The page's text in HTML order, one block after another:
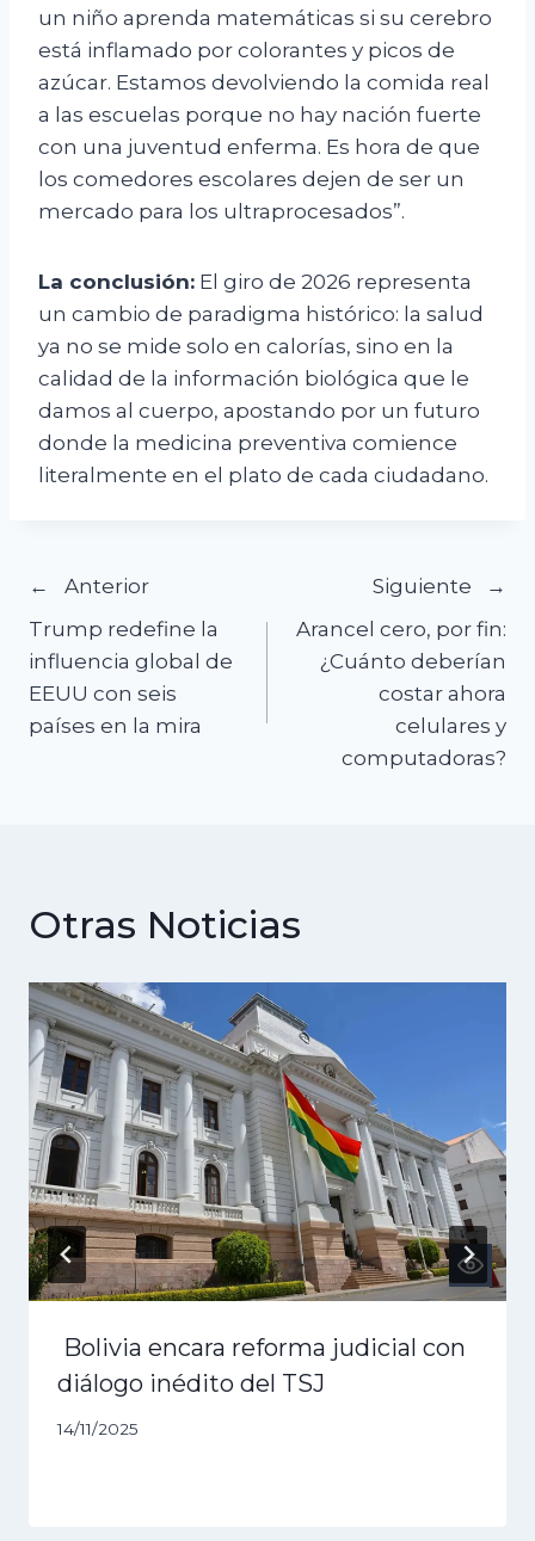
un niño aprenda matemáticas si su cerebro
está inflamado por colorantes y picos de
azúcar. Estamos devolviendo la comida real
a las escuelas porque no hay nación fuerte
con una juventud enferma. Es hora de que
los comedores escolares dejen de ser un
mercado para los ultraprocesados”.
La conclusión: El giro de 2026 representa
un cambio de paradigma histórico: la salud
ya no se mide solo en calorías, sino en la
calidad de la información biológica que le
damos al cuerpo, apostando por un futuro
donde la medicina preventiva comience
literalmente en el plato de cada ciudadano.
Navegación
de
entradas
Anterior
Trump redefine la
influencia global de
EEUU con seis
países en la mira
Siguiente
Arancel cero, por fin:
¿Cuánto deberían
costar ahora
celulares y
computadoras?
Otras Noticias
Bolivia encara reforma judicial con
diálogo inédito del TSJ
14/11/2025